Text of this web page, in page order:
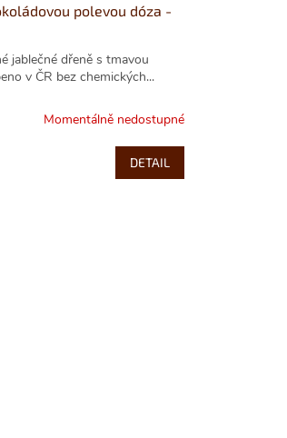
polevou dóza -
jablečné dřeně s tmavou
v ČR bez chemických...
Momentálně nedostupné
DETAIL